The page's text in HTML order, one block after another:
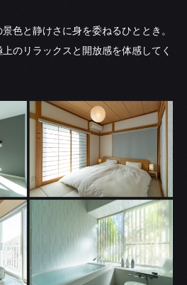
色と静けさに身を委ねるひととき。
のリラックスと開放感を体感してく